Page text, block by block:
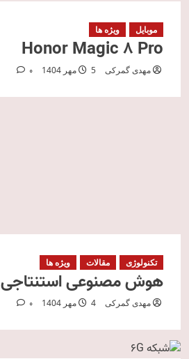
موبایل ویژه ها
Honor Magic 8 Pro
مهدی گمرکی 5 مهر 1404 0
تکنولوژی مقالات ویژه ها
هوش مصنوعی استنتاجی
مهدی گمرکی 4 مهر 1404 0